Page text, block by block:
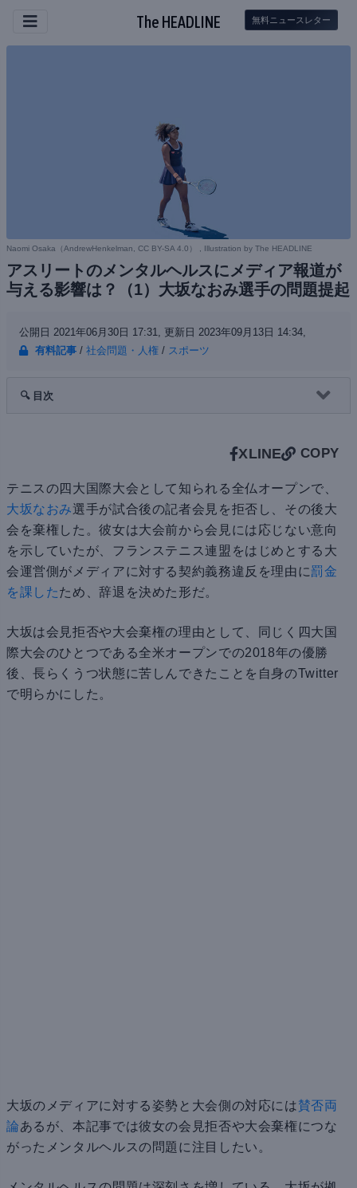
The HEADLINE 無料ニュースレター
Naomi Osaka（AndrewHenkelman, CC BY-SA 4.0 ） , Illustration by The HEADLINE
アスリートのメンタルヘルスにメディア報道が
与える影響は？（1）大坂なおみ選手の問題提起
公開日 2021年06月30日 17:31, 更新日 2023年09月13日 14:34,
有料記事 / 社会問題・人権 / スポーツ
🔍 目次
XLINE COPY
テニスの四大国際大会として知られる全仏オープンで、
大坂なおみ選手が試合後の記者会見を拒否し、その後大
会を棄権した。彼女は大会前から会見には応じない意向
を示していたが、フランステニス連盟をはじめとする大
会運営側がメディアに対する契約義務違反を理由に罰金
を課したため、辞退を決めた形だ。
大坂は会見拒否や大会棄権の理由として、同じく四大国
際大会のひとつである全米オープンでの2018年の優勝
後、長らくうつ状態に苦しんできたことを自身のTwitter
で明らかにした。
大坂のメディアに対する姿勢と大会側の対応には賛否両
論あるが、本記事では彼女の会見拒否や大会棄権につな
がったメンタルヘルスの問題に注目したい。